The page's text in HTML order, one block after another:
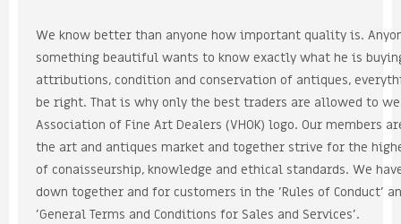
We know better than anyone how important quality is.
something beautiful wants to know exactly what he is
attributions, condition and conservation of antiques,
be right. That is why only the best traders are allowed to
Association of Fine Art Dealers (VHOK) logo. Our members
the art and antiques market and together strive for the
of conaisseurship, knowledge and ethical standards. We
down together and for customers in the 'Rules of Conduct'
'General Terms and Conditions for Sales and Services'.